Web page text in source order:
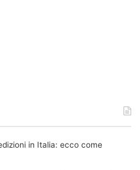
in Italia: ecco come